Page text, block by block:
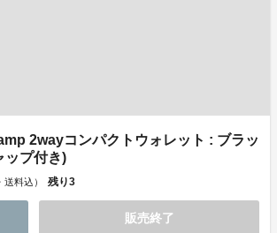
2wayコンパクトウォレット : ブラッ
ップ付き)
送料込） 残り3
販売終了